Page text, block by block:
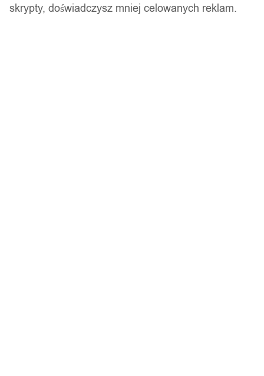
skrypty, doświadczysz mniej celowanych reklam.